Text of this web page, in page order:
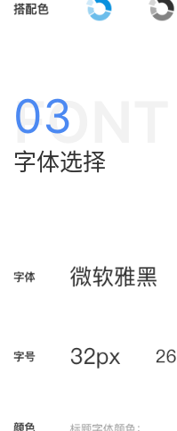
03
FONT
字体选择